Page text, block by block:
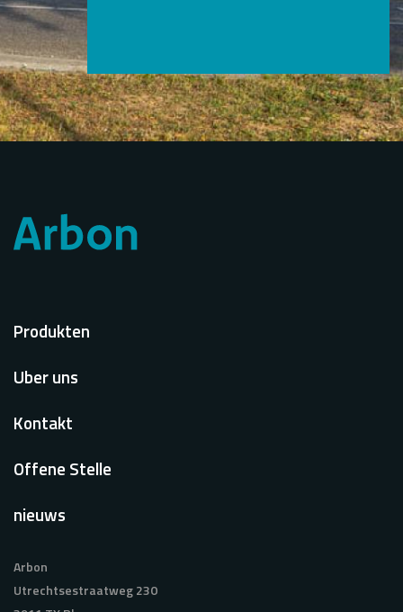
Voet
Produkten
Uber uns
Kontakt
Offene Stelle
nieuws
Arbon
Utrechtsestraatweg 230